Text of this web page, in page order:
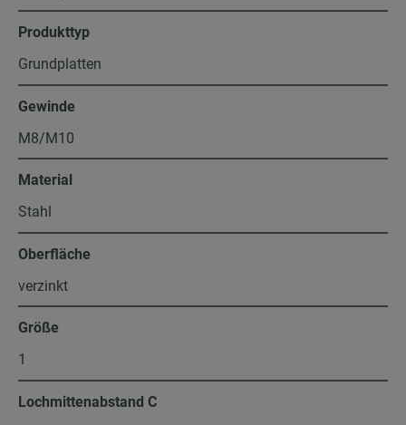
Produkttyp
Grundplatten
Gewinde
M8/M10
Material
Stahl
Oberfläche
verzinkt
Größe
1
Lochmittenabstand C